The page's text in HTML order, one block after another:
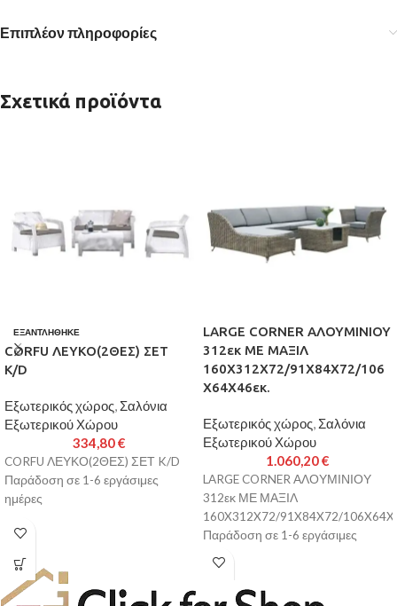
Επιπλέον πληροφορίες
Σχετικά προϊόντα
ΕΞΑΝΤΛΉΘΗΚΕ
CORFU ΛΕΥΚΟ(2ΘΕΣ) ΣΕΤ
K/D
Εξωτερικός χώρος, Σαλόνια
Εξωτερικού Χώρου
334,80€
CORFU ΛΕΥΚΟ(2ΘΕΣ) ΣΕΤ K/D
Παράδοση σε 1-6 εργάσιμες
ημέρες
LARGE CORNER ΑΛΟΥΜΙΝΙΟΥ
312εκ ΜΕ ΜΑΞΙΛ
160X312X72/91X84X72/106
X64X46εκ.
Εξωτερικός χώρος, Σαλόνια
Εξωτερικού Χώρου
1.060,20€
LARGE CORNER ΑΛΟΥΜΙΝΙΟΥ
312εκ ΜΕ ΜΑΞΙΛ
160X312X72/91X84X72/
Παράδοση σε 1-6 εργάσιμες
ημέρες